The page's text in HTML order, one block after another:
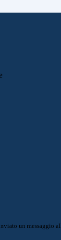
un messaggio